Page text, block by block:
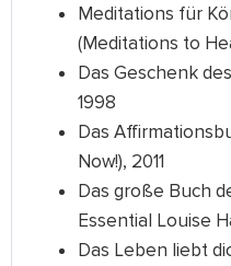
Meditations für
(Meditations to
Das Geschenk
1998
Das
Now!), 2011
Das große Buch
Essential Louise
Das Leben liebt